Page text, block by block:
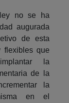
no se ha
augurada
de esta
flexibles que
la
de la
la
en el